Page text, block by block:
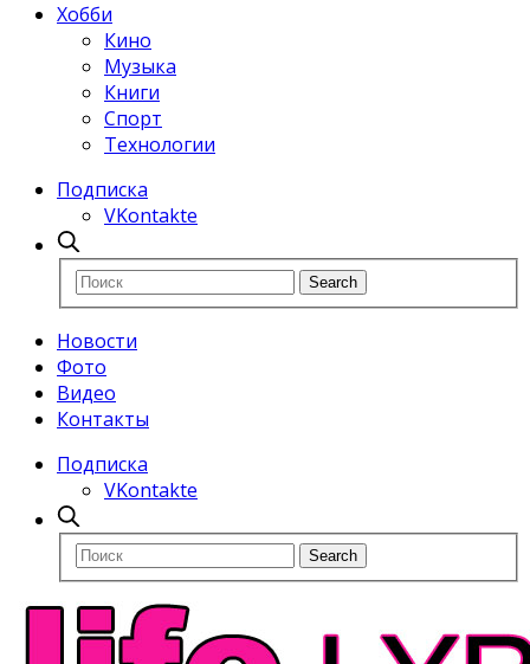
Хобби
Кино
Музыка
Книги
Спорт
Технологии
Подписка
VKontakte
Новости
Фото
Видео
Контакты
Подписка
VKontakte